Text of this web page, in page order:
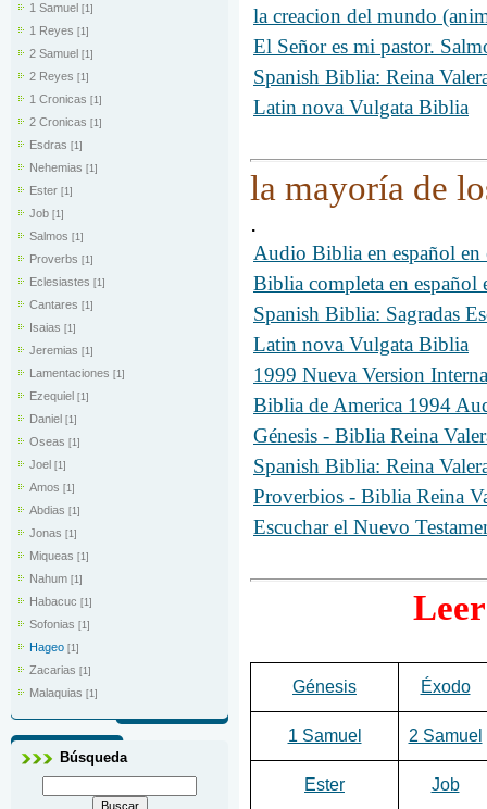
1 Samuel [1]
1 Reyes [1]
2 Samuel [1]
2 Reyes [1]
1 Cronicas [1]
2 Cronicas [1]
Esdras [1]
Nehemias [1]
Ester [1]
Job [1]
Salmos [1]
Proverbs [1]
Eclesiastes [1]
Cantares [1]
Isaias [1]
Jeremias [1]
Lamentaciones [1]
Ezequiel [1]
Daniel [1]
Oseas [1]
Joel [1]
Amos [1]
Abdias [1]
Jonas [1]
Miqueas [1]
Nahum [1]
Habacuc [1]
Sofonias [1]
Hageo [1]
Zacarias [1]
Malaquias [1]
Búsqueda
la creacion del mundo
El Señor es mi pastor.
Spanish Biblia: Reina
Latin nova Vulgata Biblia
la mayoría de
.
Audio Biblia en español en
Biblia completa en
Spanish Biblia: Sagradas
Latin nova Vulgata Biblia
1999 Nueva Version
Biblia de America 1994
Génesis - Biblia Reina
Spanish Biblia: Reina
Proverbios - Biblia Reina
Escuchar el Nuevo
Génesis Éxodo
1 Samuel 2 Samuel
Ester Job